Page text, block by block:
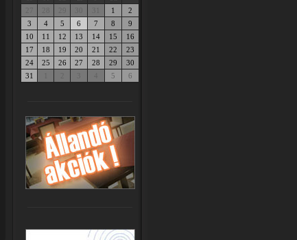
1
2
3
4 5 6 7 8
9
10
11 12 13 14 15
16
17
18 19 20 21 22
23
24
25 26 27 28 29
30
31
5 6